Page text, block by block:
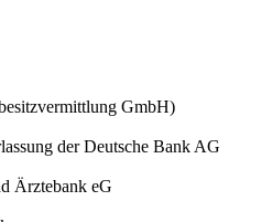
GmbH)
der Deutsche Bank AG
Ärztebank eG